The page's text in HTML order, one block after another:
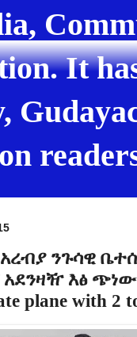
It
ንጉሳዊ
እፅ ጭነው
plane with 2